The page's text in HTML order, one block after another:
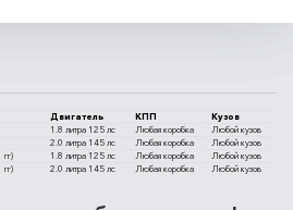
Двигатель КПП
Кузов
1.8 литра 125 лс Любая коробка
Любой кузов
2.0 литра 145 лс Любая коробка
Любой кузов
1.8 литра 125 лс Любая коробка
Любой кузов
2.0 литра 145 лс Любая коробка Любой кузов